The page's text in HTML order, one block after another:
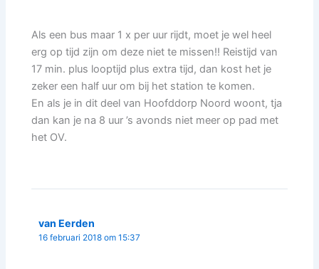
Als een bus maar 1 x per uur rijdt, moet je wel heel
erg op tijd zijn om deze niet te missen!! Reistijd van
17 min. plus looptijd plus extra tijd, dan kost het je
zeker een half uur om bij het station te komen.
En als je in dit deel van Hoofddorp Noord woont, tja
dan kan je na 8 uur ’s avonds niet meer op pad met
het OV.
van Eerden
16 februari 2018 om 15:37